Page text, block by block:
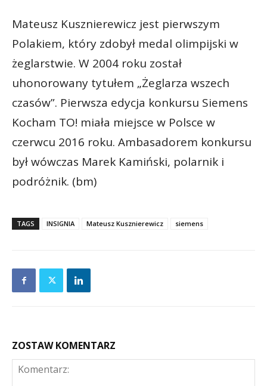
Mateusz Kusznierewicz jest pierwszym
Polakiem, który zdobył medal olimpijski w
żeglarstwie. W 2004 roku został
uhonorowany tytułem „Żeglarza wszech
czasów”. Pierwsza edycja konkursu Siemens
Kocham TO! miała miejsce w Polsce w
czerwcu 2016 roku. Ambasadorem konkursu
był wówczas Marek Kamiński, polarnik i
podróżnik. (bm)
TAGS INSIGNIA Mateusz Kusznierewicz siemens
ZOSTAW KOMENTARZ